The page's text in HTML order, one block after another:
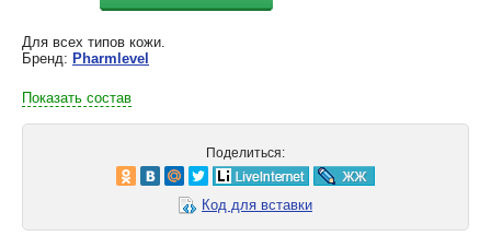
Для всех типов кожи.
Бренд: Pharmlevel
Показать состав
Поделиться:
Код для вставки